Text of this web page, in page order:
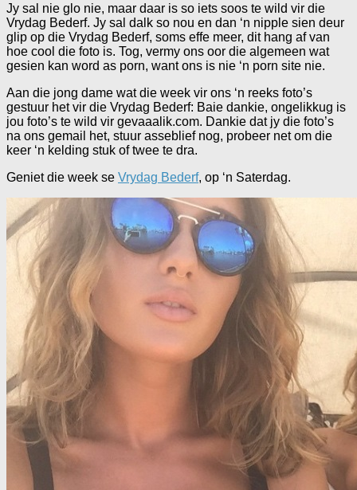
Jy sal nie glo nie, maar daar is so iets soos te wild vir die
Vrydag Bederf. Jy sal dalk so nou en dan ‘n nipple sien deur
glip op die Vrydag Bederf, soms effe meer, dit hang af van
hoe cool die foto is. Tog, vermy ons oor die algemeen wat
gesien kan word as porn, want ons is nie ‘n porn site nie.
Aan die jong dame wat die week vir ons ‘n reeks foto’s
gestuur het vir die Vrydag Bederf: Baie dankie, ongelikkug is
jou foto’s te wild vir gevaaalik.com. Dankie dat jy die foto’s
na ons gemail het, stuur asseblief nog, probeer net om die
keer ‘n kelding stuk of twee te dra.
Geniet die week se Vrydag Bederf, op ‘n Saterdag.